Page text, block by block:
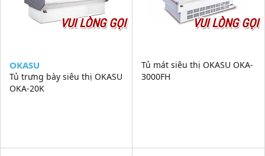
VUI LÒNG GỌI
OKASU
Tủ trưng bày siêu thị OKASU
OKA-20K
VUI LÒNG GỌI
Tủ mát siêu thị OKASU OKA-
3000FH